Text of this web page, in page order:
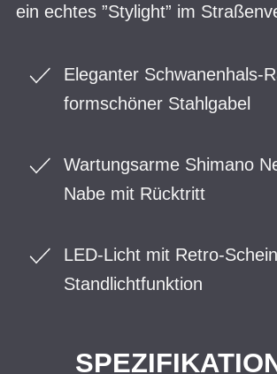
ein echtes ”Stylight” im
Eleganter Schwanenhals-
formschöner Stahlgabel
Wartungsarme Shimano
Nabe mit Rücktritt
LED-Licht mit Retro-
Standlichtfunktion